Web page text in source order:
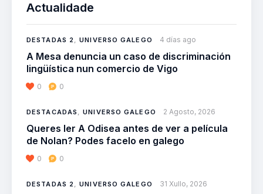
Actualidade
DESTADAS 2,UNIVERSO GALEGO 4 días ago
A Mesa denuncia un caso de discriminación
lingüística nun comercio de Vigo
0 0
DESTACADAS ,UNIVERSO GALEGO 2 Agosto, 2026
Queres ler A Odisea antes de ver a película
de Nolan? Podes facelo en galego
0 0
DESTADAS 2,UNIVERSO GALEGO 31 Xullo, 2026